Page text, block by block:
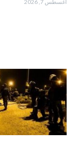
أغسطس 7, 2026